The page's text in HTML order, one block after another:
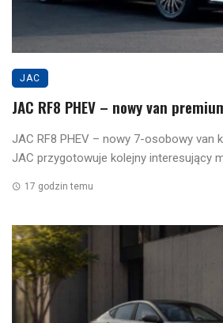
JAC
JAC RF8 PHEV – nowy van
JAC RF8 PHEV – nowy 7-osobowy van
JAC przygotowuje kolejny interesujący
17 godzin temu